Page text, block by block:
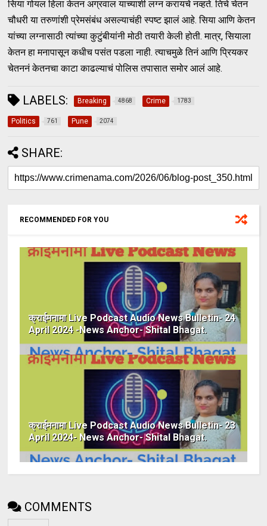
सिया गोयल हिला केतन अग्रवाल याच्याशी लग्न करायचे नव्हते. तिचे चेतन
चौधरी या तरुणांशी प्रेमसंबंध असल्याचंही स्पष्ट झालं आहे. सिया आणि केतन
यांच्या लग्नासाठी त्यांच्या कुटुंबीयांनी मोठी तयारी केली होती. मात्र, सियाला
केतन हा मनापासून कधीच पसंत पडला नाही. त्याचमुळे तिनं आणि प्रियकर
चेतननं केतनचा काटा काढल्याचं पोलिस तपासात समोर आलं आहे.
LABELS: Breaking 4868 Crime 1783
Politics 761 Pune 2074
SHARE:
RECOMMENDED FOR YOU
क्राईमनामा Live Podcast Audio News Bulletin- 24
April 2024 -News Anchor- Shital Bhagat.
क्राईमनामा Live Podcast Audio News Bulletin- 23
April 2024- News Anchor- Shital Bhagat.
COMMENTS